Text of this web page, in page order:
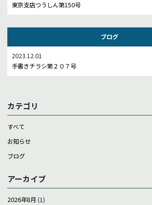
東京支店つうしん第150号
ブログ
2023.12.01
手書きチラシ第２０７号
カテゴリ
すべて
お知らせ
ブログ
アーカイブ
2026年8月 (1)